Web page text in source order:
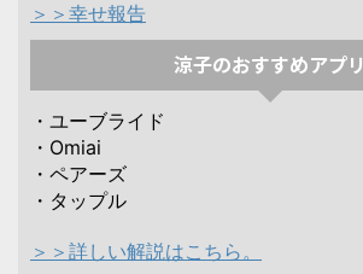
＞＞幸せ報告
涼子のおすすめアプリ
・ユーブライド
・Omiai
・ペアーズ
・タップル
＞＞詳しい解説はこちら。